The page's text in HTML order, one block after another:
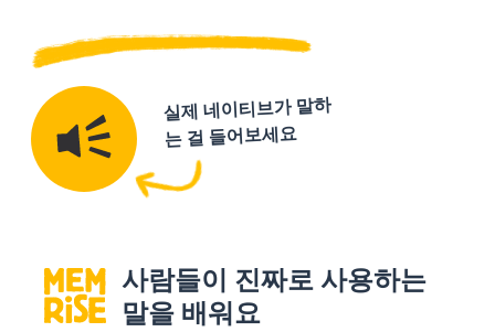
실제 네이티브가 말하
는 걸 들어보세요
사람들이 진짜로 사용하는
말을 배워요